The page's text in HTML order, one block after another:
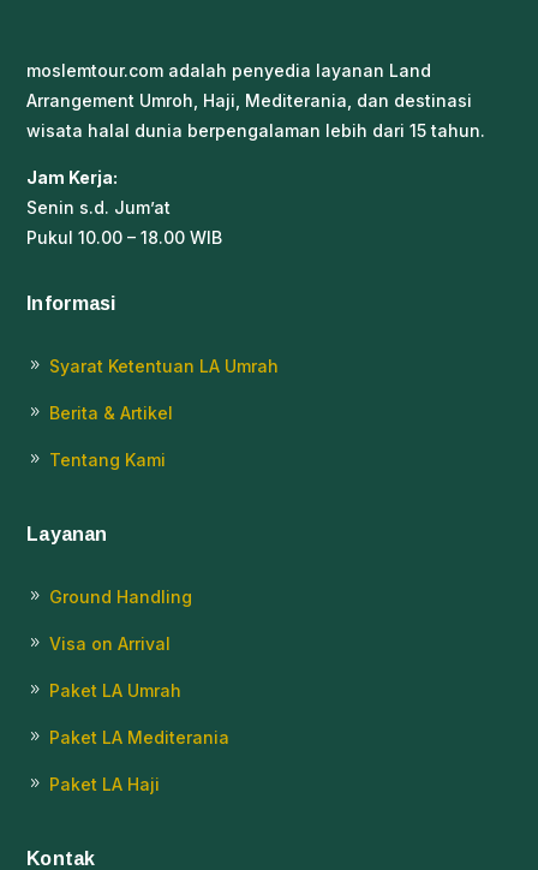
moslemtour.com adalah penyedia layanan Land
Arrangement Umroh, Haji, Mediterania, dan destinasi
wisata halal dunia berpengalaman lebih dari 15 tahun.
Jam Kerja:
Senin s.d. Jum’at
Pukul 10.00 – 18.00 WIB
Informasi
9 Syarat Ketentuan LA Umrah
9 Berita & Artikel
9 Tentang Kami
Layanan
9 Ground Handling
9 Visa on Arrival
9 Paket LA Umrah
9 Paket LA Mediterania
9 Paket LA Haji
Kontak